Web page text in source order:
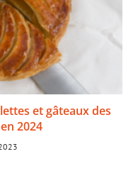
et gâteaux des
2024